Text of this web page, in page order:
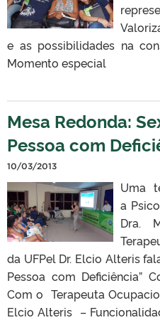
e as possibilidades na
Momento especial
Mesa Redonda:
Pessoa com
10/03/2013
Uma
a
Dra.
da UFPel Dr. Elcio Alteris
Pessoa com Deficiência”
Com o Terapeuta
Elcio Alteris –